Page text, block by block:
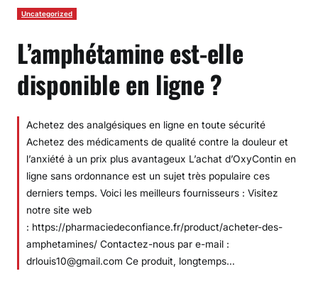
Uncategorized
L’amphétamine est-elle
disponible en ligne ?
Achetez des analgésiques en ligne en toute sécurité
Achetez des médicaments de qualité contre la douleur et
l’anxiété à un prix plus avantageux L’achat d’OxyContin en
ligne sans ordonnance est un sujet très populaire ces
derniers temps. Voici les meilleurs fournisseurs : Visitez
notre site web
: https://pharmaciedeconfiance.fr/product/acheter-des-
amphetamines/ Contactez-nous par e-mail :
drlouis10@gmail.com Ce produit, longtemps…